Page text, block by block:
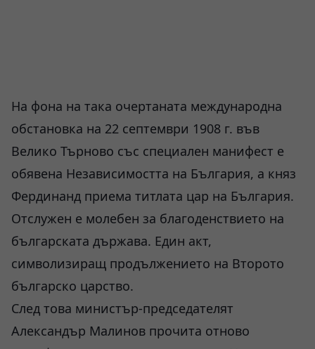
На фона на така очертаната международна
обстановка на 22 септември 1908 г. във
Велико Търново със специален манифест е
обявена Независимостта на България, а княз
Фердинанд приема титлата цар на България.
Отслужен е молебен за благоденствието на
българската държава. Един акт,
символизиращ продължението на Второто
българско царство.
След това министър-председателят
Александър Малинов прочита отново